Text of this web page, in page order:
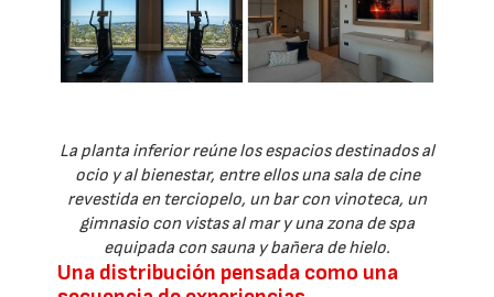
La planta inferior reúne los espacios destinados al
ocio y al bienestar, entre ellos una sala de cine
revestida en terciopelo, un bar con vinoteca, un
gimnasio con vistas al mar y una zona de spa
equipada con sauna y bañera de hielo.
Una distribución pensada como una